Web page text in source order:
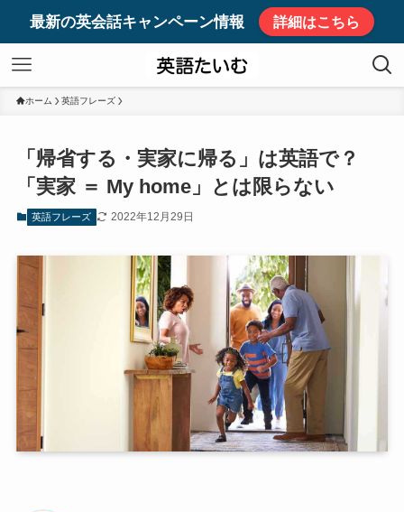
最新の英会話キャンペーン情報 詳細はこちら
ホーム 英語フレーズ
「帰省する・実家に帰る」は英語で？
「実家 ＝ My home」とは限らない
英語フレーズ 2022年12月29日